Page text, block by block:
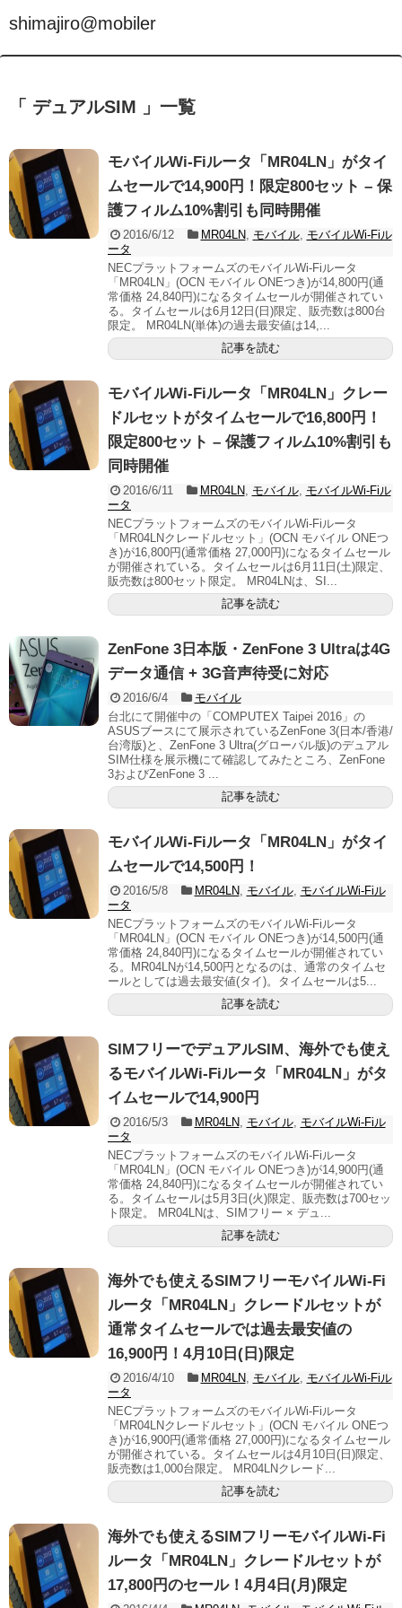
shimajiro@mobiler
「 デュアルSIM 」一覧
モバイルWi-Fiルータ「MR04LN」がタイ
ムセールで14,900円！限定800セット – 保
護フィルム10%割引も同時開催
2016/6/12 MR04LN モバイル, モバイルWi-Fiル
ータ
NECプラットフォームズのモバイルWi-Fiルータ
「MR04LN」(OCN モバイル ONEつき)が14,800円(通
常価格 24,840円)になるタイムセールが開催されてい
る。タイムセールは6月12日(日)限定、販売数は800台
限定。 MR04LN(単体)の過去最安値は14,...
記事を読む
モバイルWi-Fiルータ「MR04LN」クレー
ドルセットがタイムセールで16,800円！
限定800セット – 保護フィルム10%割引も
同時開催
2016/6/11 MR04LN モバイル, モバイルWi-Fiル
ータ
NECプラットフォームズのモバイルWi-Fiルータ
「MR04LNクレードルセット」(OCN モバイル ONEつ
き)が16,800円(通常価格 27,000円)になるタイムセール
が開催されている。タイムセールは6月11日(土)限定、
販売数は800セット限定。 MR04LNは、SI...
記事を読む
ZenFone 3日本版・ZenFone 3 Ultraは4G
データ通信 + 3G音声待受に対応
2016/6/4
モバイル
台北にて開催中の「COMPUTEX Taipei 2016」の
ASUSブースにて展示されているZenFone 3(日本/香港/
台湾版)と、ZenFone 3 Ultra(グローバル版)のデュアル
SIM仕様を展示機にて確認してみたところ、ZenFone
3およびZenFone 3 ...
記事を読む
モバイルWi-Fiルータ「MR04LN」がタイ
ムセールで14,500円！
2016/5/8 MR04LN モバイル, モバイルWi-Fiル
ータ
NECプラットフォームズのモバイルWi-Fiルータ
「MR04LN」(OCN モバイル ONEつき)が14,500円(通
常価格 24,840円)になるタイムセールが開催されてい
る。MR04LNが14,500円となるのは、通常のタイムセ
ールとしては過去最安値(タイ)。タイムセールは5...
記事を読む
SIMフリーでデュアルSIM、海外でも使え
るモバイルWi-Fiルータ「MR04LN」がタ
イムセールで14,900円
2016/5/3 MR04LN モバイル, モバイルWi-Fiル
ータ
NECプラットフォームズのモバイルWi-Fiルータ
「MR04LN」(OCN モバイル ONEつき)が14,900円(通
常価格 24,840円)になるタイムセールが開催されてい
る。タイムセールは5月3日(火)限定、販売数は700セッ
ト限定。 MR04LNは、SIMフリー × デュ...
記事を読む
海外でも使えるSIMフリーモバイルWi-Fi
ルータ「MR04LN」クレードルセットが
通常タイムセールでは過去最安値の
16,900円！4月10日(日)限定
2016/4/10 MR04LN モバイル, モバイルWi-Fiル
ータ
NECプラットフォームズのモバイルWi-Fiルータ
「MR04LNクレードルセット」(OCN モバイル ONEつ
き)が16,900円(通常価格 27,000円)になるタイムセール
が開催されている。タイムセールは4月10日(日)限定、
販売数は1,000台限定。 MR04LNクレード...
記事を読む
海外でも使えるSIMフリーモバイルWi-Fi
ルータ「MR04LN」クレードルセットが
17,800円のセール！4月4日(月)限定